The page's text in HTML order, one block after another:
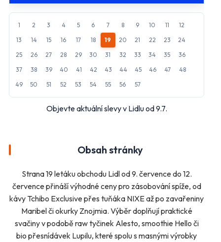
1 2 3 4 5 6 7 8 9 10 11
12
13
14 15 16 17 18 19 20 21 22 23
24
25
26 27 28 29 30 31 32 33 34 35
36
37
38 39 40 41 42 43 44 45 46 47
48
49
50 51 52 53 54 55 56 57
Objevte aktuální slevy v Lidlu od 9.7.
Obsah stránky
Strana 19 letáku obchodu Lidl od 9. července do 12.
července přináší výhodné ceny pro zásobování spíže, od
kávy Tchibo Exclusive přes tuňáka NIXE až po zavařeniny
Maribel či okurky Znojmia. Výběr doplňují praktické
svačiny v podobě raw tyčinek Alesto, smoothie Hello či
bio přesnídávek Lupilu, které spolu s masnými výrobky
Kaufland Lidl
Makro Norma
Penny Market Tesco
Elektro
Nábytek
Auto moto
Přihlásit k odběru